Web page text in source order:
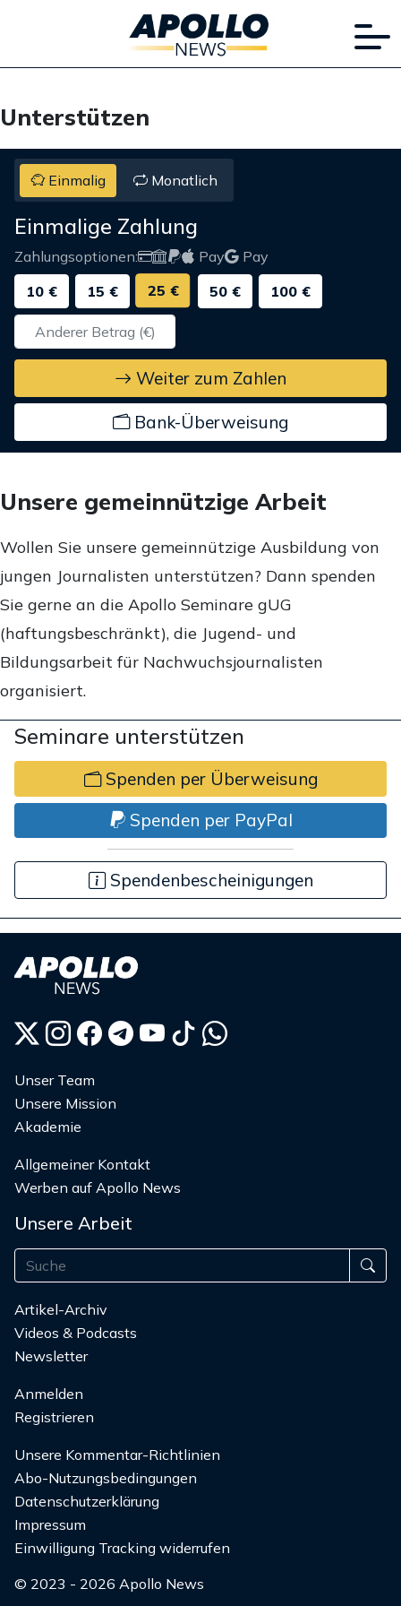
Unterstützen
Einmalig Monatlich
Einmalige Zahlung
Zahlungsoptionen: Pay
Pay
10 €
15 € 25 € 50 € 100 €
Weiter zum Zahlen
Bank-Überweisung
Unsere gemeinnützige Arbeit
Wollen Sie unsere gemeinnützige Ausbildung von
jungen Journalisten unterstützen? Dann spenden
Sie gerne an die Apollo Seminare gUG
(haftungsbeschränkt), die Jugend- und
Bildungsarbeit für Nachwuchsjournalisten
organisiert.
Seminare unterstützen
Spenden per Überweisung
Spenden per PayPal
Spendenbescheinigungen
Unser Team
Unsere Mission
Akademie
Allgemeiner Kontakt
Werben auf Apollo News
Unsere Arbeit
Artikel-Archiv
Videos & Podcasts
Newsletter
Anmelden
Registrieren
Unsere Kommentar-Richtlinien
Abo-Nutzungsbedingungen
Datenschutzerklärung
Impressum
Einwilligung Tracking widerrufen
© 2023 - 2026 Apollo News